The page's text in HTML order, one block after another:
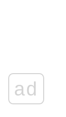
ad